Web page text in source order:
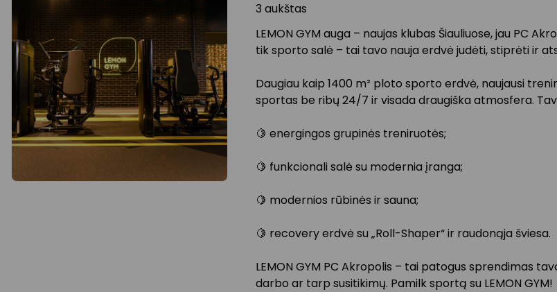
3 aukštas
LEMON GYM auga – naujas klubas Šiauliuose, jau PC
tik sporto salė – tai tavo nauja erdvė judėti, stiprėti ir
Daugiau kaip 1400 m² ploto sporto erdvė, naujausi
sportas be ribų 24/7 ir visada draugiška atmosfera.
🍋 energingos grupinės treniruotės;
🍋 funkcionali salė su modernia įranga;
🍋 modernios rūbinės ir sauna;
🍋 recovery erdvė su „Roll-Shaper“ ir raudonąja šviesa.
LEMON GYM PC Akropolis – tai patogus sprendimas
darbo ar tarp susitikimų. Pamilk sportą su LEMON GYM!